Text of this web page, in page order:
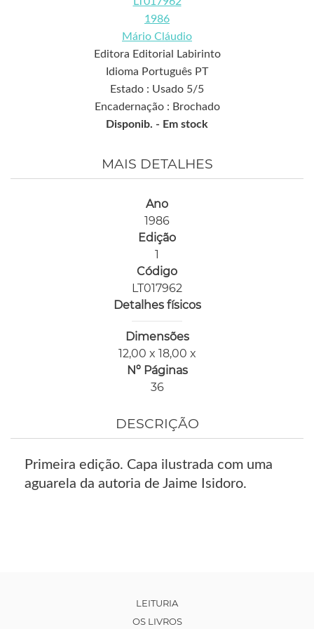
1986
Mário Cláudio
Editora Editorial Labirinto
Idioma Português PT
Estado : Usado 5/5
Encadernação : Brochado
Disponib. - Em stock
MAIS DETALHES
Ano
1986
Edição
1
Código
LT017962
Detalhes físicos
Dimensões
12,00 x 18,00 x
Nº Páginas
36
DESCRIÇÃO
Primeira edição. Capa ilustrada com uma
aguarela da autoria de Jaime Isidoro.
LEITURIA
OS LIVROS